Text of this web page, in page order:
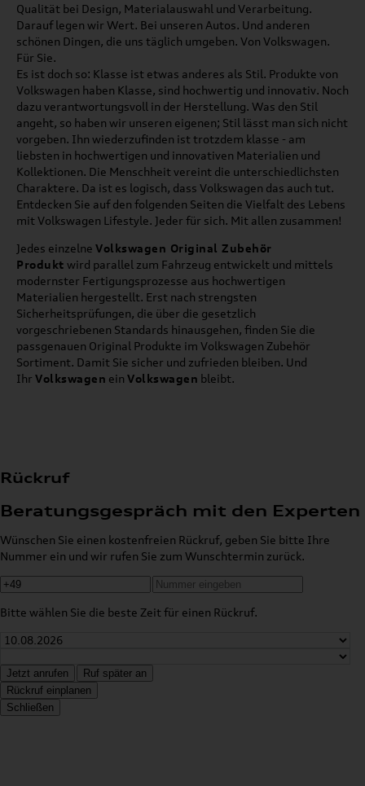
Qualität bei Design, Materialauswahl und Verarbeitung.
Darauf legen wir Wert. Bei unseren Autos. Und anderen
schönen Dingen, die uns täglich umgeben. Von Volkswagen.
Für Sie.
Es ist doch so: Klasse ist etwas anderes als Stil. Produkte von
Volkswagen haben Klasse, sind hochwertig und innovativ. Noch
dazu verantwortungsvoll in der Herstellung. Was den Stil
angeht, so haben wir unseren eigenen; Stil lässt man sich nicht
vorgeben. Ihn wiederzufinden ist trotzdem klasse - am
liebsten in hochwertigen und innovativen Materialien und
Kollektionen. Die Menschheit vereint die unterschiedlichsten
Charaktere. Da ist es logisch, dass Volkswagen das auch tut.
Entdecken Sie auf den folgenden Seiten die Vielfalt des Lebens
mit Volkswagen Lifestyle. Jeder für sich. Mit allen zusammen!
Jedes einzelne Volkswagen Original Zubehör
Produkt wird parallel zum Fahrzeug entwickelt und mittels
modernster Fertigungsprozesse aus hochwertigen
Materialien hergestellt. Erst nach strengsten
Sicherheitsprüfungen, die über die gesetzlich
vorgeschriebenen Standards hinausgehen, finden Sie die
passgenauen Original Produkte im Volkswagen Zubehör
Sortiment. Damit Sie sicher und zufrieden bleiben. Und
Ihr Volkswagen ein Volkswagen bleibt.
Rückruf
Beratungsgespräch mit den Experten
Wünschen Sie einen kostenfreien Rückruf, geben Sie bitte Ihre
Nummer ein und wir rufen Sie zum Wunschtermin zurück.
Bitte wählen Sie die beste Zeit für einen Rückruf.
Jetzt anrufen
Ruf später an
Rückruf einplanen
Schließen